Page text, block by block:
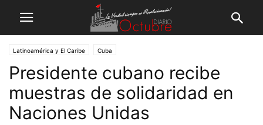
Latinoamérica y El Caribe Cuba
Presidente cubano recibe
muestras de solidaridad en
Naciones Unidas